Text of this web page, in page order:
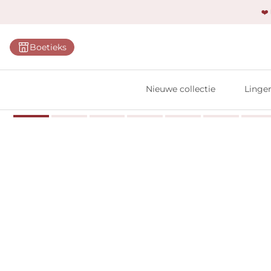
❤️
Boetieks
Nieuwe collectie